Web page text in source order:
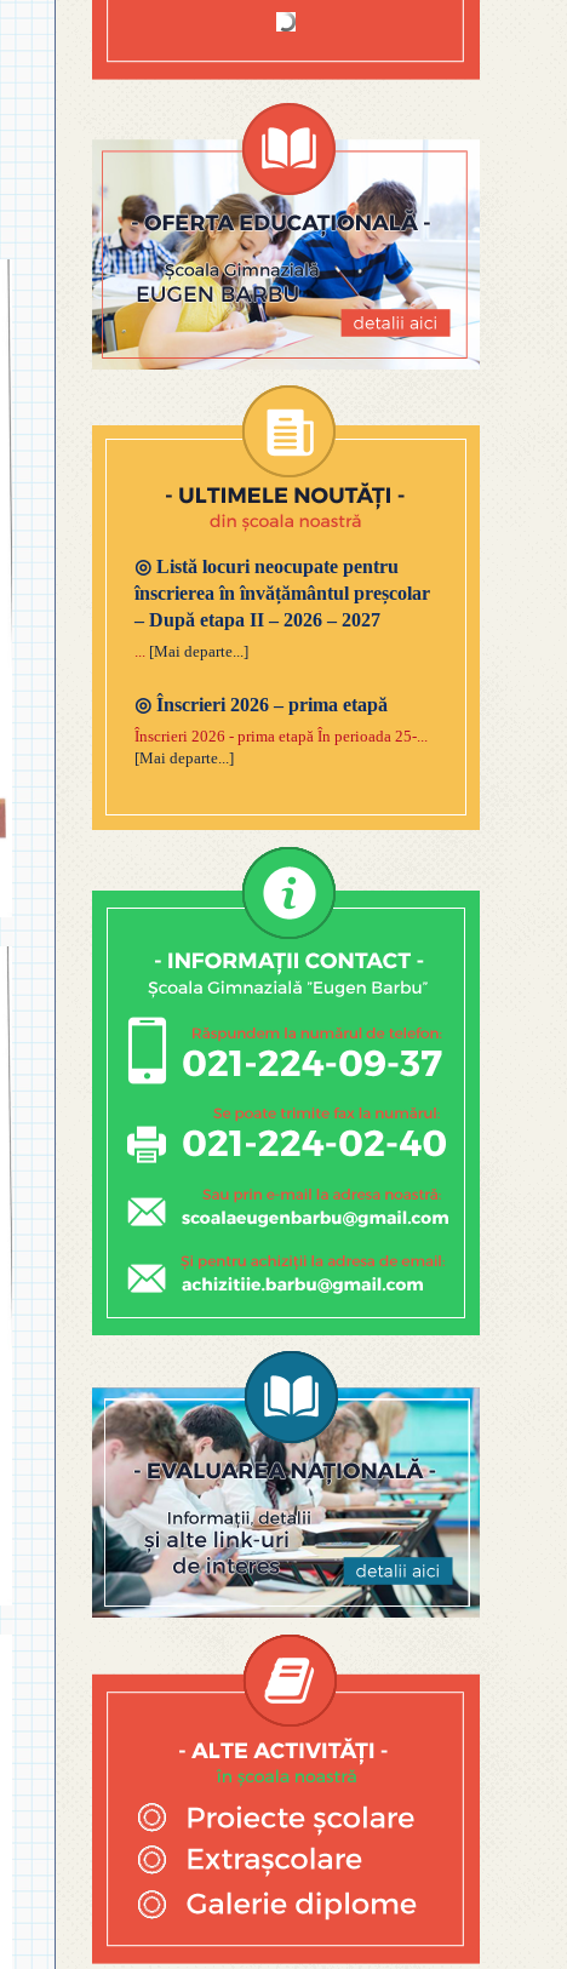
◎ Listă locuri neocupate pentru
înscrierea în învățământul preșcolar
– După etapa II – 2026 – 2027
... [Mai departe...]
◎ Înscrieri 2026 – prima etapă
Înscrieri 2026 - prima etapă În perioada 25-...
[Mai departe...]